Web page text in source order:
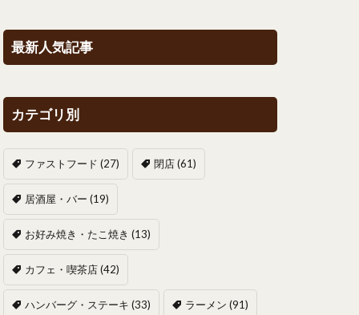
最新人気記事
カテゴリ別
ファストフード (27) 閉店(61)
居酒屋・バー (19)
お好み焼き・たこ焼き (13)
カフェ・喫茶店(42)
ハンバーグ・ステーキ (33) ラーメン (91)